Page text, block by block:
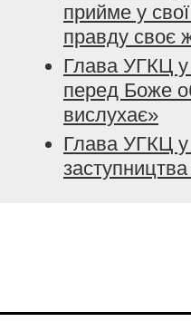
прийме у свої
правду своє
Глава УГКЦ у
перед Боже
вислухає»
Глава УГКЦ у